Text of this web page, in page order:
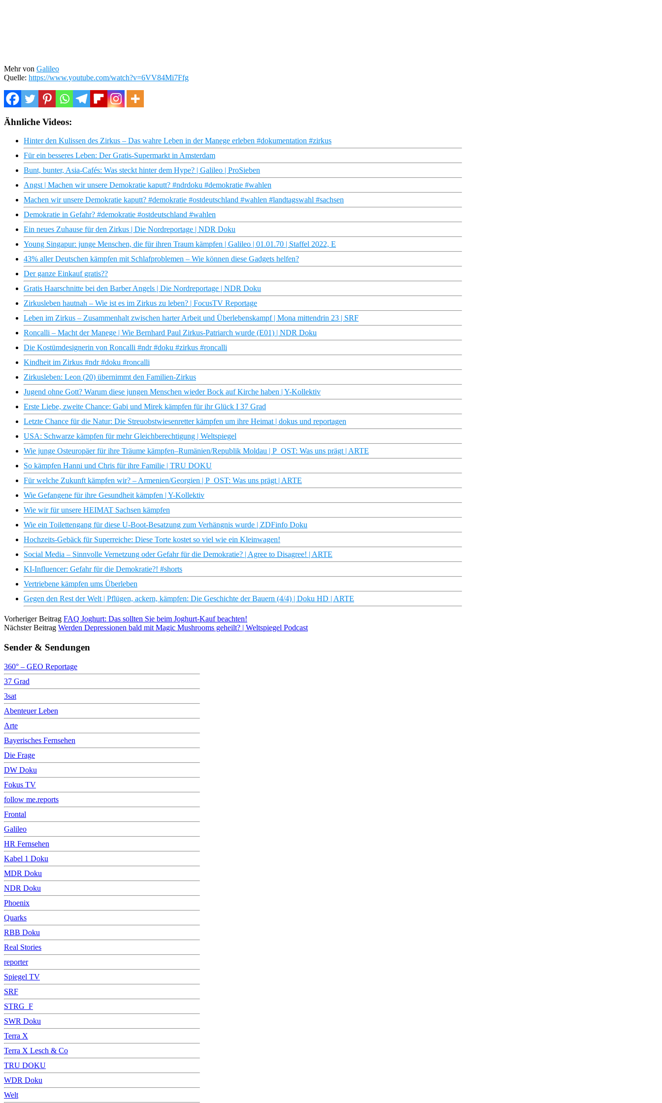
Mehr von Galileo
Quelle: https://www.youtube.com/watch?v=6VV84Mi7Ffg
Ähnliche Videos:
Hinter den Kulissen des Zirkus – Das wahre Leben in der Manege erleben #dokumentation #zirkus
Für ein besseres Leben: Der Gratis-Supermarkt in Amsterdam
Bunt, bunter, Asia-Cafés: Was steckt hinter dem Hype? | Galileo | ProSieben
Angst | Machen wir unsere Demokratie kaputt? #ndrdoku #demokratie #wahlen
Machen wir unsere Demokratie kaputt? #demokratie #ostdeutschland #wahlen #landtagswahl #sachsen
Demokratie in Gefahr? #demokratie #ostdeutschland #wahlen
Ein neues Zuhause für den Zirkus | Die Nordreportage | NDR Doku
Young Singapur: junge Menschen, die für ihren Traum kämpfen | Galileo | 01.01.70 | Staffel 2022, E
43% aller Deutschen kämpfen mit Schlafproblemen – Wie können diese Gadgets helfen?
Der ganze Einkauf gratis??
Gratis Haarschnitte bei den Barber Angels | Die Nordreportage | NDR Doku
Zirkusleben hautnah – Wie ist es im Zirkus zu leben? | FocusTV Reportage
Leben im Zirkus – Zusammenhalt zwischen harter Arbeit und Überlebenskampf | Mona mittendrin 23 | SRF
Roncalli – Macht der Manege | Wie Bernhard Paul Zirkus-Patriarch wurde (E01) | NDR Doku
Die Kostümdesignerin von Roncalli #ndr #doku #zirkus #roncalli
Kindheit im Zirkus #ndr #doku #roncalli
Zirkusleben: Leon (20) übernimmt den Familien-Zirkus
Jugend ohne Gott? Warum diese jungen Menschen wieder Bock auf Kirche haben | Y-Kollektiv
Erste Liebe, zweite Chance: Gabi und Mirek kämpfen für ihr Glück I 37 Grad
Letzte Chance für die Natur: Die Streuobstwiesenretter kämpfen um ihre Heimat | dokus und reportagen
USA: Schwarze kämpfen für mehr Gleichberechtigung | Weltspiegel
Wie junge Osteuropäer für ihre Träume kämpfen–Rumänien/Republik Moldau | P_OST: Was uns prägt | ARTE
So kämpfen Hanni und Chris für ihre Familie | TRU DOKU
Für welche Zukunft kämpfen wir? – Armenien/Georgien | P_OST: Was uns prägt | ARTE
Wie Gefangene für ihre Gesundheit kämpfen | Y-Kollektiv
Wie wir für unsere HEIMAT Sachsen kämpfen
Wie ein Toilettengang für diese U-Boot-Besatzung zum Verhängnis wurde | ZDFinfo Doku
Hochzeits-Gebäck für Superreiche: Diese Torte kostet so viel wie ein Kleinwagen!
Social Media – Sinnvolle Vernetzung oder Gefahr für die Demokratie? | Agree to Disagree! | ARTE
KI-Influencer: Gefahr für die Demokratie?! #shorts
Vertriebene kämpfen ums Überleben
Gegen den Rest der Welt | Pflügen, ackern, kämpfen: Die Geschichte der Bauern (4/4) | Doku HD | ARTE
Vorheriger Beitrag FAQ Joghurt: Das sollten Sie beim Joghurt-Kauf beachten!
Nächster Beitrag Werden Depressionen bald mit Magic Mushrooms geheilt? | Weltspiegel Podcast
Sender & Sendungen
360° – GEO Reportage
37 Grad
3sat
Abenteuer Leben
Arte
Bayerisches Fernsehen
Die Frage
DW Doku
Fokus TV
follow me.reports
Frontal
Galileo
HR Fernsehen
Kabel 1 Doku
MDR Doku
NDR Doku
Phoenix
Quarks
RBB Doku
Real Stories
reporter
Spiegel TV
SRF
STRG_F
SWR Doku
Terra X
Terra X Lesch & Co
TRU DOKU
WDR Doku
Welt